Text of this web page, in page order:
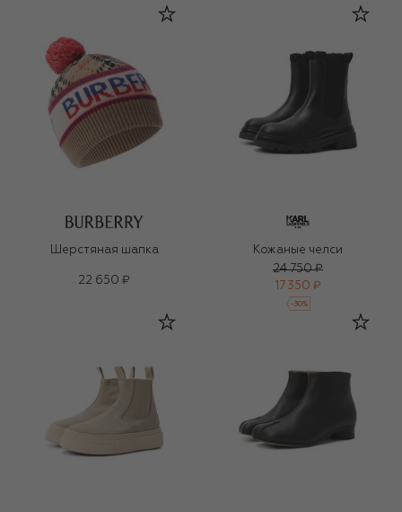
Шерстяная шапка
22 650 ₽
Кожаные челси
24 750 ₽
17 350 ₽
-30%